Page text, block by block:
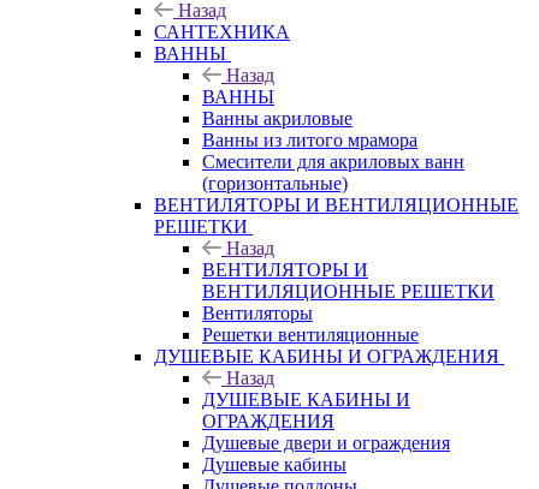
Назад
САНТЕХНИКА
ВАННЫ
Назад
ВАННЫ
Ванны акриловые
Ванны из литого мрамора
Смесители для акриловых ванн
(горизонтальные)
ВЕНТИЛЯТОРЫ И ВЕНТИЛЯЦИОННЫЕ
РЕШЕТКИ
Назад
ВЕНТИЛЯТОРЫ И
ВЕНТИЛЯЦИОННЫЕ РЕШЕТКИ
Вентиляторы
Решетки вентиляционные
ДУШЕВЫЕ КАБИНЫ И ОГРАЖДЕНИЯ
Назад
ДУШЕВЫЕ КАБИНЫ И
ОГРАЖДЕНИЯ
Душевые двери и ограждения
Душевые кабины